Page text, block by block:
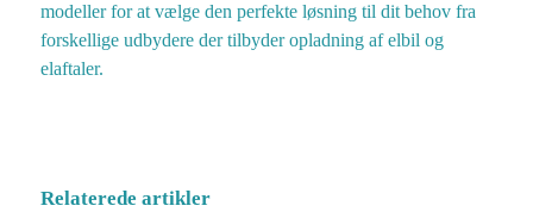
modeller for at vælge den perfekte løsning til dit behov fra
forskellige udbydere der tilbyder opladning af elbil og
elaftaler.
Relaterede artikler